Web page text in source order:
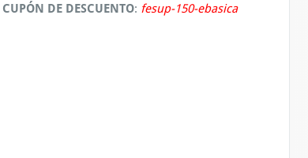
CUPÓN DE DESCUENTO: fesup-150-ebasica